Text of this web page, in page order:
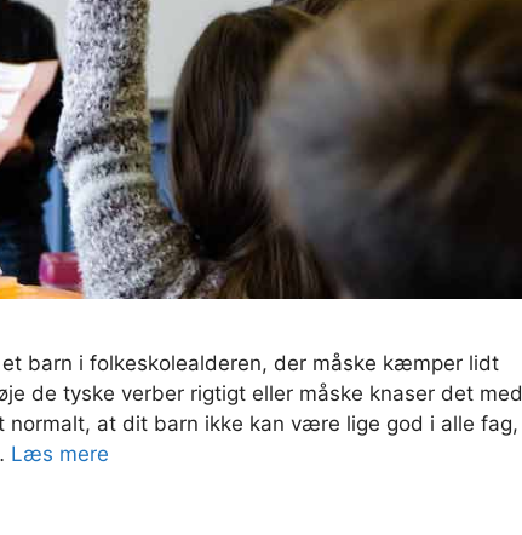
barn i folkeskolealderen, der måske kæmper lidt
de tyske verber rigtigt eller måske knaser det med
normalt, at dit barn ikke kan være lige god i alle fag,
Læs mere